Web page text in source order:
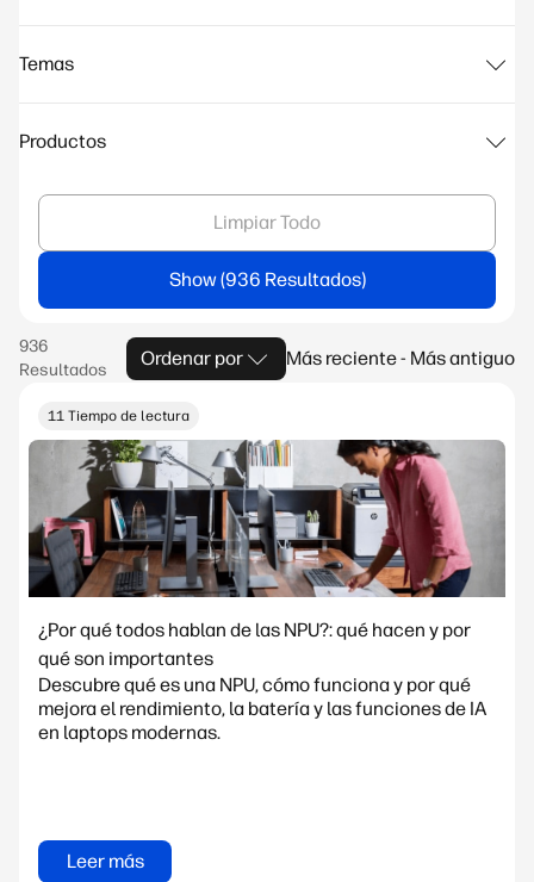
Temas
Productos
Limpiar Todo
Show
Ordenar por Más reciente - Más antiguo
11 Tiempo de lectura
¿Por qué todos hablan de las NPU?: qué hacen y por
qué son importantes
Descubre qué es una NPU, cómo funciona y por qué
mejora el rendimiento, la batería y las funciones de IA
en laptops modernas.
Leer más